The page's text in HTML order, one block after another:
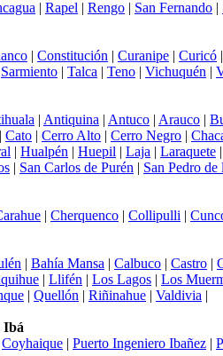
| Rapel | Rengo | San Fernando |
| Constitución | Curanipe | Curicó |
Sarmiento | Talca | Teno | Vichuquén |
| Antiquina | Antuco | Arauco |
| Cato | Cerro Alto | Cerro Negro |
| Hualpén | Huepil | Laja | Laraquete |
| San Carlos de Purén | San Pedro de
| Cherquenco | Collipulli |
| Bahía Mansa | Calbuco | Castro |
| Llifén | Los Lagos | Los
| Quellón | Riñinahue | Valdivia |
Ibá
Coyhaique | Puerto Ingeniero Ibañez |